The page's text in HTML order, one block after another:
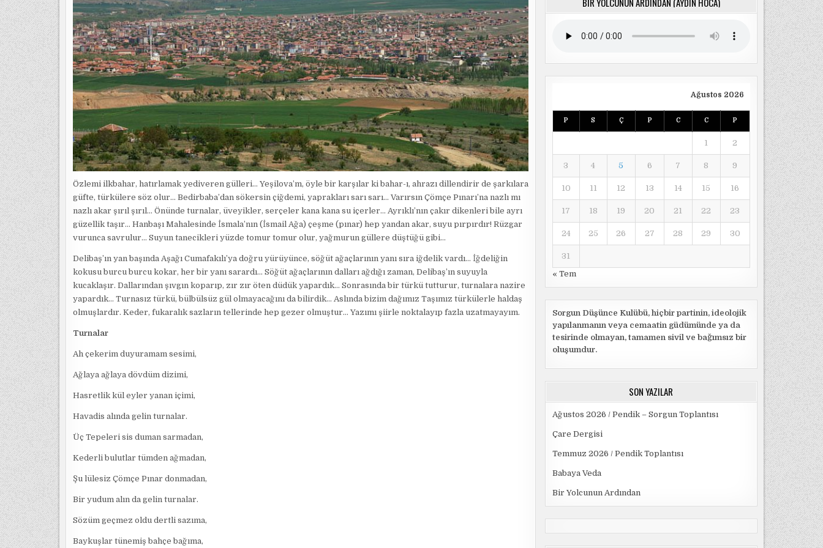
Özlemi ilkbahar, hatırlamak yediveren gülleri… Yeşilova’m, öyle bir karşılar ki bahar-ı, ahrazı dillendirir de şarkılara
güfte, türkülere söz olur… Bedirbaba’dan sökersin çiğdemi, yaprakları sarı sarı… Varırsın Çömçe Pınarı’na nazlı mı
nazlı akar şırıl şırıl… Önünde turnalar, üveyikler, serçeler kana kana su içerler… Ayrıklı’nın çakır dikenleri bile ayrı
güzellik taşır… Hanbaşı Mahalesinde İsmala’nın (İsmail Ağa) çeşme (pınar) hep yandan akar, suyu pırpırdır! Rüzgar
vurunca savrulur… Suyun tanecikleri yüzde tomur tomur olur, yağmurun güllere düştüğü gibi…
Delibaş’ın yan başında Aşağı Cumafakılı’ya doğru yürüyünce, söğüt ağaçlarının yanı sıra iğdelik vardı… İğdeliğin
kokusu burcu burcu kokar, her bir yanı sarardı… Söğüt ağaçlarının dalları ağdığı zaman, Delibaş’ın suyuyla
kucaklaşır. Dallarından şıvgın koparıp, zır zır öten düdük yapardık… Sonrasında bir türkü tutturur, turnalara nazire
yapardık… Turnasız türkü, bülbülsüz gül olmayacağını da bilirdik… Aslında bizim dağımız Taşımız türkülerle haldaş
olmuşlardır. Keder, fukaralık sazların tellerinde hep gezer olmuştur… Yazımı şiirle noktalayıp fazla uzatmayayım.
Turnalar
Ah çekerim duyuramam sesimi,
Ağlaya ağlaya dövdüm dizimi,
Hasretlik kül eyler yanan içimi,
Havadis alında gelin turnalar.
Üç Tepeleri sis duman sarmadan,
Kederli bulutlar tümden ağmadan,
Şu lülesiz Çömçe Pınar donmadan,
Bir yudum alın da gelin turnalar.
Sözüm geçmez oldu dertli sazıma,
Baykuşlar tünemiş bahçe bağıma,
Ağustos 2026
P S Ç P C C P
1 2
3 4 5 6 7 8 9
10 11 12 13 14 15 16
17 18 19 20 21 22 23
24 25 26 27 28 29 30
31
« Tem
Sorgun Düşünce Kulübü, hiçbir partinin, ideolojik
yapılanmanın veya cemaatin güdümünde ya da
tesirinde olmayan, tamamen sivil ve bağımsız bir
oluşumdur.
SON YAZILAR
Ağustos 2026 / Pendik – Sorgun Toplantısı
Çare Dergisi
Temmuz 2026 / Pendik Toplantısı
Babaya Veda
Bir Yolcunun Ardından